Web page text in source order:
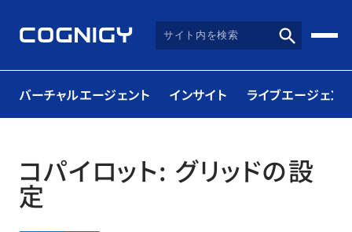
バーチャルエージェント インサイト ライブエージェント
コパイロット: グリッドの設
定